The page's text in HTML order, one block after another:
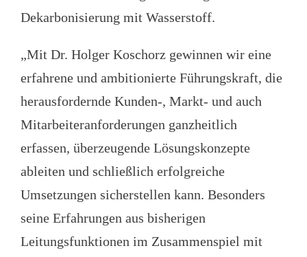
Dekarbonisierung mit Wasserstoff.
„Mit Dr. Holger Koschorz gewinnen wir eine
erfahrene und ambitionierte Führungskraft, die
herausfordernde Kunden-, Markt- und auch
Mitarbeiteranforderungen ganzheitlich
erfassen, überzeugende Lösungskonzepte
ableiten und schließlich erfolgreiche
Umsetzungen sicherstellen kann. Besonders
seine Erfahrungen aus bisherigen
Leitungsfunktionen im Zusammenspiel mit